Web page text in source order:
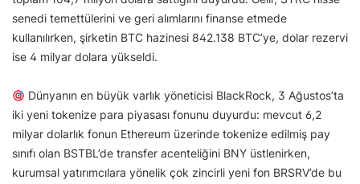
senedi temettülerini ve geri alımlarını finanse etmede
kullanılırken, şirketin BTC hazinesi 842.138 BTC’ye, dolar rezervi
ise 4 milyar dolara yükseldi.
Dünyanın en büyük varlık yöneticisi BlackRock, 3 Ağustos’ta
iki yeni tokenize para piyasası fonunu duyurdu: mevcut 6,2
milyar dolarlık fonun Ethereum üzerinde tokenize edilmiş pay
sınıfı olan BSTBL’de transfer acenteliğini BNY üstlenirken,
kurumsal yatırımcılara yönelik çok zincirli yeni fon BRSRV’de bu